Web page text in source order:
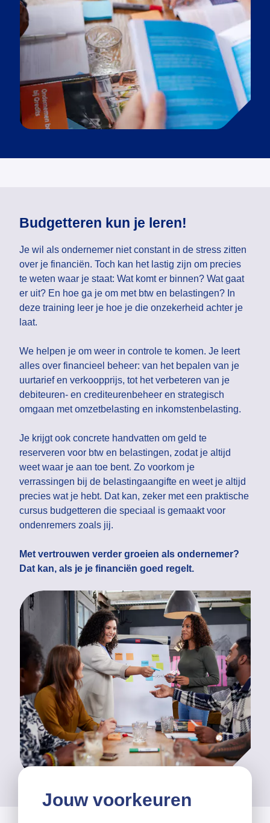
Jouw voorkeuren
Budgetteren kun je leren!
Je wil als ondernemer niet constant in de stress zitten
over je financiën. Toch kan het lastig zijn om precies
te weten waar je staat: Wat komt er binnen? Wat gaat
er uit? En hoe ga je om met btw en belastingen? In
deze training leer je hoe je die onzekerheid achter je
laat.
We helpen je om weer in controle te komen. Je leert
alles over financieel beheer: van het bepalen van je
uurtarief en verkoopprijs, tot het verbeteren van je
debiteuren- en crediteurenbeheer en strategisch
omgaan met omzetbelasting en inkomstenbelasting.
Je krijgt ook concrete handvatten om geld te
reserveren voor btw en belastingen, zodat je altijd
weet waar je aan toe bent. Zo voorkom je
verrassingen bij de belastingaangifte en weet je altijd
precies wat je hebt. Dat kan, zeker met een praktische
cursus budgetteren die speciaal is gemaakt voor
ondenremers zoals jij.
Met vertrouwen verder groeien als ondernemer?
Dat kan, als je je financiën goed regelt.